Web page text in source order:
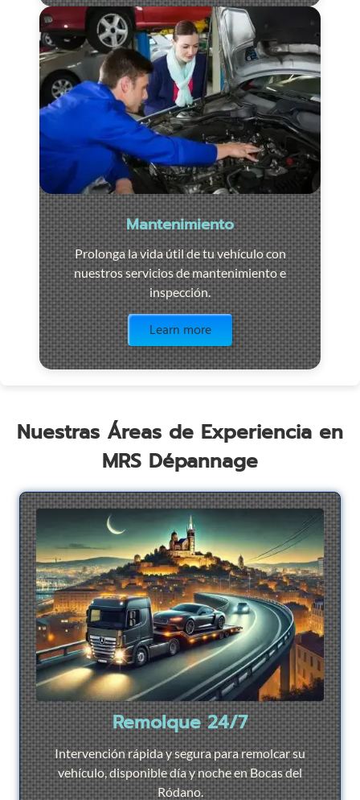
Mantenimiento
Prolonga la vida útil de tu vehículo con
nuestros servicios de mantenimiento e
inspección.
Learn more
Nuestras Áreas de Experiencia en
MRS Dépannage
Remolque 24/7
Intervención rápida y segura para remolcar su
vehículo, disponible día y noche en Bocas del
Ródano.